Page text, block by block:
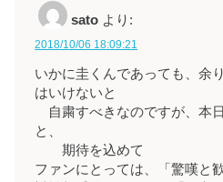
sato より:
2018/10/06 18:09:21
いかに圭くんであっても、余
はいけないと
自粛すべきなのですが、本
と、
期待を込めて
ファンにとっては、「驚嘆と